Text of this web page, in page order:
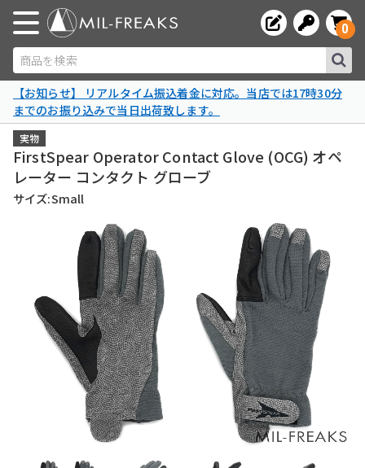
商品を検索
0
【お知らせ】 リアルタイム振込着金に対応。当店では17時30分
までのお振り込みで当日出荷致します。
実物
FirstSpear Operator Contact Glove (OCG) オペ
レーター コンタクト グローブ
サイズ:Small